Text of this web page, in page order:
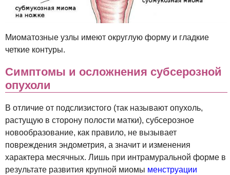
Миоматозные узлы имеют округлую форму и гладкие
четкие контуры.
Симптомы и осложнения субсерозной
опухоли
В отличие от подслизистого (так называют опухоль,
растущую в сторону полости матки), субсерозное
новообразование, как правило, не вызывает
повреждения эндометрия, а значит и изменения
характера месячных. Лишь при интрамуральной форме в
результате развития крупной миомы менструации